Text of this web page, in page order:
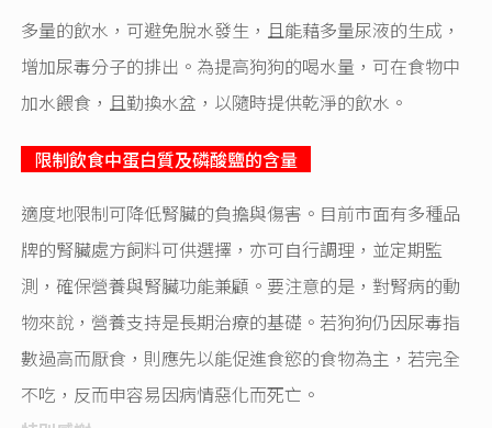
多量的飲水，可避免脫水發生，且能藉多量尿液的生成，
增加尿毒分子的排出。為提高狗狗的喝水量，可在食物中
加水餵食，且勤換水盆，以隨時提供乾淨的飲水。
限制飲食中蛋白質及磷酸鹽的含量
適度地限制可降低腎臟的負擔與傷害。目前市面有多種品
牌的腎臟處方飼料可供選擇，亦可自行調理，並定期監
測，確保營養與腎臟功能兼顧。要注意的是，對腎病的動
物來說，營養支持是長期治療的基礎。若狗狗仍因尿毒指
數過高而厭食，則應先以能促進食慾的食物為主，若完全
不吃，反而申容易因病情惡化而死亡。